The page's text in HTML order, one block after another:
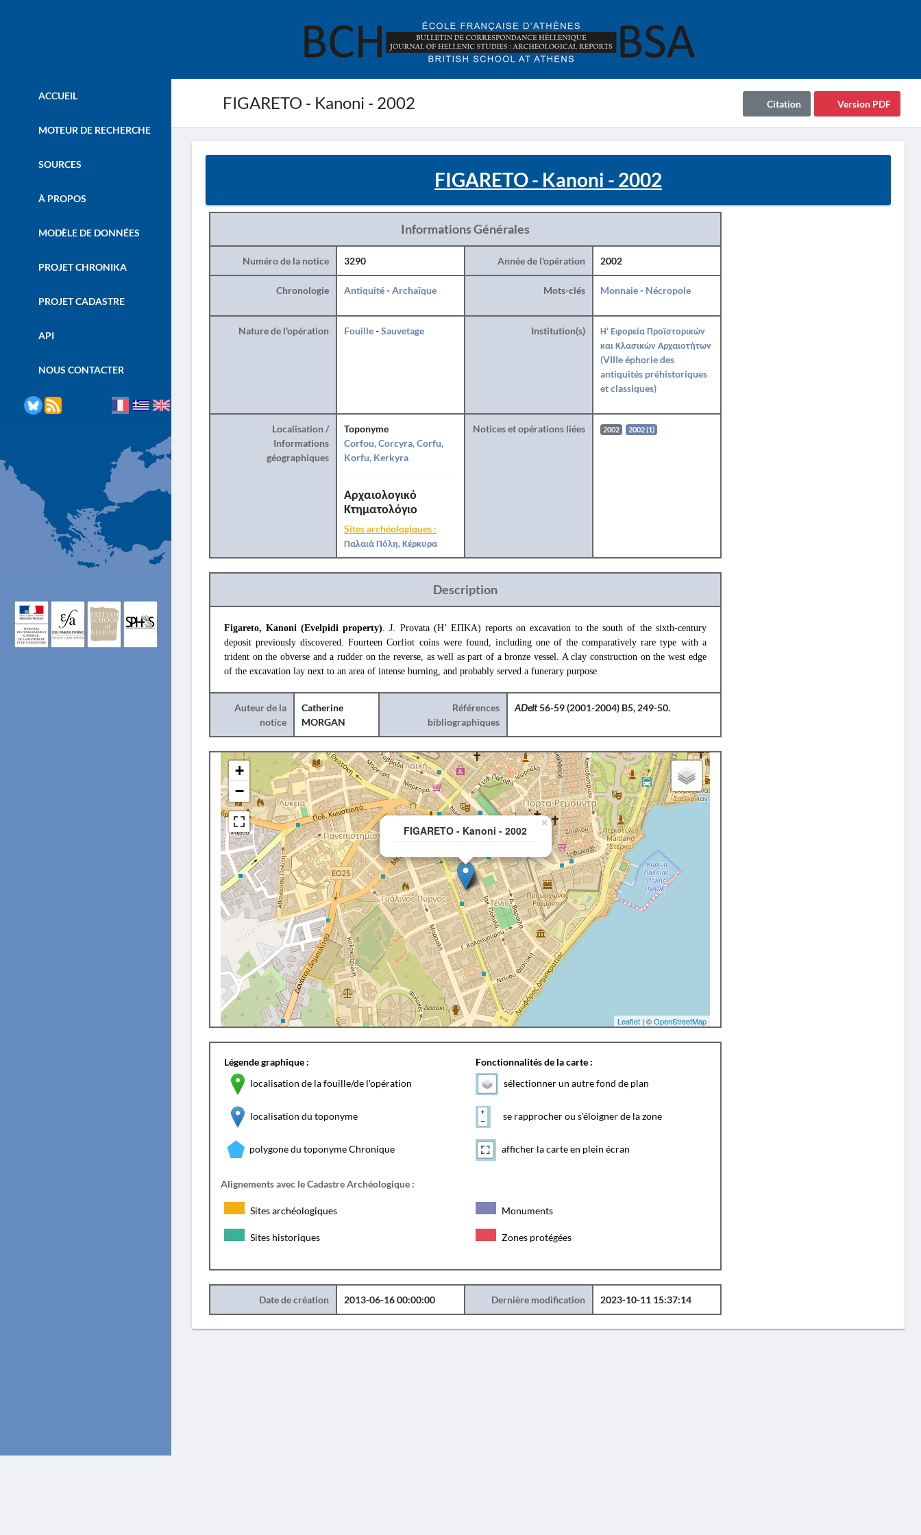
FIGARETO - Kanoni - 2002 Version PDF
Citation
ACCUEIL
MOTEUR DE RECHERCHE
SOURCES
À PROPOS
MODÈLE DE DONNÉES
PROJET CHRONIKA
PROJET CADASTRE
API
NOUS CONTACTER
FIGARETO - Kanoni - 2002
Informations Générales
Numéro de la notice 3290 Année de l'opération 2002
Chronologie Antiquité-Archaïque Mots-clés Monnaie- Nécropole
Nature de l'opération Fouille-Sauvetage Institution(s)
Η' Εφορεία Προϊστορικών
και Κλασικών Αρχαιοτήτων
(VIIIe éphorie des
antiquités préhistoriques
et classiques)
Localisation /
Informations
géographiques
Toponyme
Corfou, Corcyra, Corfu,
Korfu, Kerkyra
Αρχαιολογικό
Κτηματολόγιο
Sites archéologiques :
Παλαιά Πόλη, Κέρκυρα
Notices et opérations liées 2002 2002 (1)
Description
Figareto, Kanoni (Evelpidi property). J. Provata (Η’ ΕΠΚΑ) reports on excavation to the south of the sixth-century
deposit previously discovered. Fourteen Corfiot coins were found, including one of the comparatively rare type with a
trident on the obverse and a rudder on the reverse, as well as part of a bronze vessel. A clay construction on the west edge
of the excavation lay next to an area of intense burning, and probably served a funerary purpose.
Auteur de la
notice
Catherine
MORGAN
Références
bibliographiques
ADelt56-59 (2001-2004) B5, 249-50.
FIGARETO - Kanoni - 2002
×
+
−
Leaflet| ©OpenStreetMap
Légende graphique :
localisation de la fouille/de l'opération
localisation du toponyme
polygone du toponyme Chronique
Fonctionnalités de la carte :
sélectionner un autre fond de plan
se rapprocher ou s'éloigner de la zone
afficher la carte en plein écran
Alignements avec le Cadastre Archéologique :
Sites archéologiques Monuments
Sites historiques Zones protégées
Date de création 2013-06-16 00:00:00 Dernière modification 2023-10-11 15:37:14